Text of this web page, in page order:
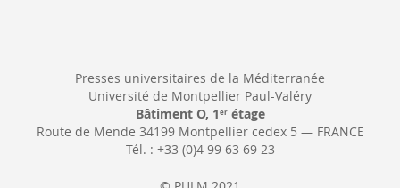
Presses universitaires de la Méditerranée
Université de Montpellier Paul-Valéry
Bâtiment O, 1 erétage
Route de Mende 34199 Montpellier cedex 5 — FRANCE
Tél. : +33 (0)4 99 63 69 23